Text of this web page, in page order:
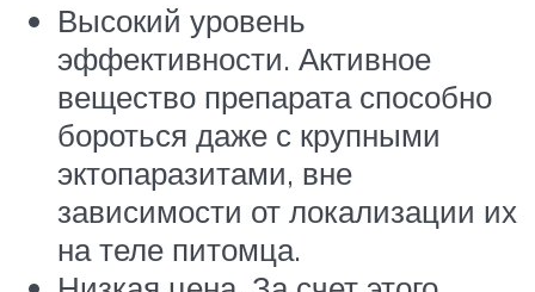
Высокий уровень
эффективности. Активное
вещество препарата способно
бороться даже с крупными
эктопаразитами, вне
зависимости от локализации их
на теле питомца.